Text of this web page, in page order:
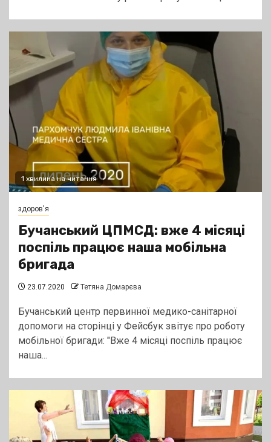
1 хвилина на читання
здоров'я
Бучанський ЦПМСД: вже 4 місяці
поспіль працює наша мобільна
бригада
23.07.2020 Тетяна Домарєва
Бучанський центр первинної медико-санітарної
допомоги на сторінці у Фейсбук звітує про роботу
мобільної бригади: "Вже 4 місяці поспіль працює
наша...